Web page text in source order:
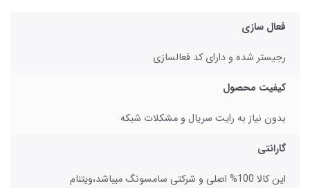
فعال سازی
رجیستر شده و دارای کد فعالسازی
کیفیت محصول
بدون نیاز به رایت سریال و مشکلات شبکه
گارانتی
این کالا 100% اصلی و شرکتی سامسونگ میباشد،ویتنام